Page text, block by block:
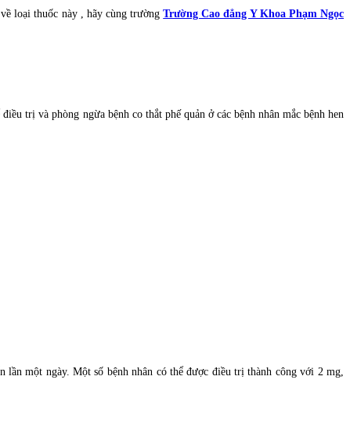
loại thuốc này , hãy cùng trường Trường Cao đẳng Y Khoa Phạm Ngọc
trị và phòng ngừa bệnh co thắt phế quản ở các bệnh nhân mắc bệnh hen
một ngày. Một số bệnh nhân có thể được điều trị thành công với 2 mg,